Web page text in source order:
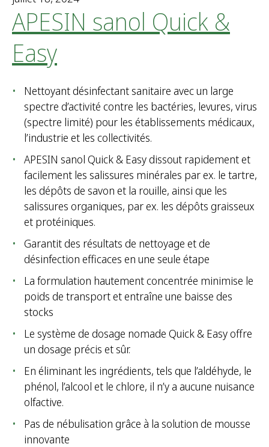
APESIN sanol Quick &
Easy
Nettoyant désinfectant sanitaire avec un large
spectre d’activité contre les bactéries, levures, virus
(spectre limité) pour les établissements médicaux,
l’industrie et les collectivités.
APESIN sanol Quick & Easy dissout rapidement et
facilement les salissures minérales par ex. le tartre,
les dépôts de savon et la rouille, ainsi que les
salissures organiques, par ex. les dépôts graisseux
et protéiniques.
Garantit des résultats de nettoyage et de
désinfection efficaces en une seule étape
La formulation hautement concentrée minimise le
poids de transport et entraîne une baisse des
stocks
Le système de dosage nomade Quick & Easy offre
un dosage précis et sûr.
En éliminant les ingrédients, tels que l’aldéhyde, le
phénol, l’alcool et le chlore, il n’y a aucune nuisance
olfactive.
Pas de nébulisation grâce à la solution de mousse
innovante